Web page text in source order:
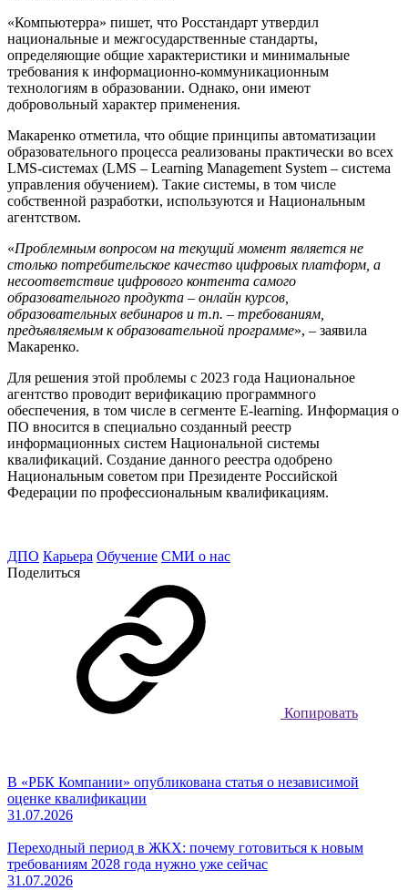
«Компьютерра» пишет, что Росстандарт утвердил
национальные и межгосударственные стандарты,
определяющие общие характеристики и минимальные
требования к информационно-коммуникационным
технологиям в образовании. Однако, они имеют
добровольный характер применения.
Макаренко отметила, что общие принципы автоматизации
образовательного процесса реализованы практически во всех
LMS-системах (LMS – Learning Management System – система
управления обучением). Такие системы, в том числе
собственной разработки, используются и Национальным
агентством.
«Проблемным вопросом на текущий момент является не
столько потребительское качество цифровых платформ, а
несоответствие цифрового контента самого
образовательного продукта – онлайн курсов,
образовательных вебинаров и т.п. – требованиям,
предъявляемым к образовательной программе», – заявила
Макаренко.
Для решения этой проблемы с 2023 года Национальное
агентство проводит верификацию программного
обеспечения, в том числе в сегменте E-learning. Информация о
ПО вносится в специально созданный реестр
информационных систем Национальной системы
квалификаций. Создание данного реестра одобрено
Национальным советом при Президенте Российской
Федерации по профессиональным квалификациям.
ДПО Карьера Обучение СМИ о нас
Поделиться
Копировать
В «РБК Компании» опубликована статья о независимой
оценке квалификации
31.07.2026
Переходный период в ЖКХ: почему готовиться к новым
требованиям 2028 года нужно уже сейчас
31.07.2026